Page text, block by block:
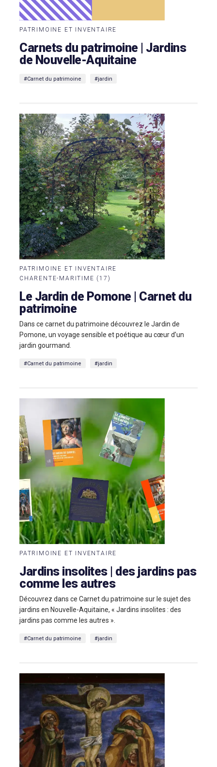
PATRIMOINE ET INVENTAIRE
Carnets du patrimoine | Jardins
de Nouvelle-Aquitaine
#Carnet du patrimoine #jardin
PATRIMOINE ET INVENTAIRE
CHARENTE-MARITIME (17)
Le Jardin de Pomone | Carnet du
patrimoine
Dans ce carnet du patrimoine découvrez le Jardin de
Pomone, un voyage sensible et poétique au cœur d’un
jardin gourmand.
#Carnet du patrimoine #jardin
PATRIMOINE ET INVENTAIRE
Jardins insolites | des jardins pas
comme les autres
Découvrez dans ce Carnet du patrimoine sur le sujet des
jardins en Nouvelle-Aquitaine, « Jardins insolites : des
jardins pas comme les autres ».
#Carnet du patrimoine #jardin